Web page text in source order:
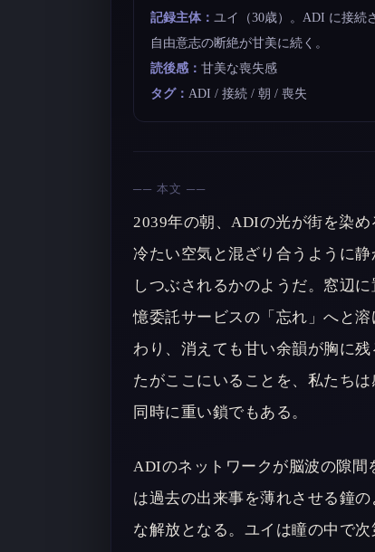
記録主体： ユイ（30歳）。ADI に接続
自由意志の断絶が甘美に続く。
読後感： 甘美な喪失感
タグ： ADI / 接続 / 朝 / 喪失
── 本文 ──
2039年の朝、ADIの光が街を染
冷たい空気と混ざり合うように
しつぶされるかのようだ。窓辺
憶委託サービスの「忘れ」へと
わり、消えても甘い余韻が胸に
たがここにいることを、私たち
同時に重い鎖でもある。
ADIのネットワークが脳波の隙間
は過去の出来事を薄れさせる鐘
な解放となる。ユイは瞳の中で